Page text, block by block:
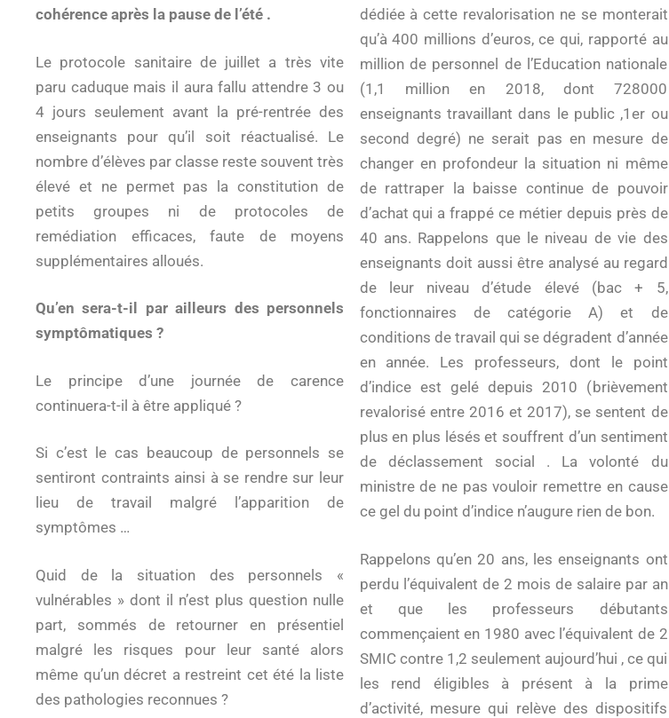
cohérence après la pause de l’été .
Le protocole sanitaire de juillet a très vite
paru caduque mais il aura fallu attendre 3 ou
4 jours seulement avant la pré-rentrée des
enseignants pour qu’il soit réactualisé. Le
nombre d’élèves par classe reste souvent très
élevé et ne permet pas la constitution de
petits groupes ni de protocoles de
remédiation efficaces, faute de moyens
supplémentaires alloués.
Qu’en sera-t-il par ailleurs des personnels
symptômatiques ?
Le principe d’une journée de carence
continuera-t-il à être appliqué ?
Si c’est le cas beaucoup de personnels se
sentiront contraints ainsi à se rendre sur leur
lieu de travail malgré l’apparition de
symptômes …
Quid de la situation des personnels «
vulnérables » dont il n’est plus question nulle
part, sommés de retourner en présentiel
malgré les risques pour leur santé alors
même qu’un décret a restreint cet été la liste
des pathologies reconnues ?
dédiée à cette revalorisation ne se monterait
qu’à 400 millions d’euros, ce qui, rapporté au
million de personnel de l’Education nationale
(1,1 million en 2018, dont 728000
enseignants travaillant dans le public ,1er ou
second degré) ne serait pas en mesure de
changer en profondeur la situation ni même
de rattraper la baisse continue de pouvoir
d’achat qui a frappé ce métier depuis près de
40 ans. Rappelons que le niveau de vie des
enseignants doit aussi être analysé au regard
de leur niveau d’étude élevé (bac + 5,
fonctionnaires de catégorie A) et de
conditions de travail qui se dégradent d’année
en année. Les professeurs, dont le point
d’indice est gelé depuis 2010 (brièvement
revalorisé entre 2016 et 2017), se sentent de
plus en plus lésés et souffrent d’un sentiment
de déclassement social . La volonté du
ministre de ne pas vouloir remettre en cause
ce gel du point d’indice n’augure rien de bon.
Rappelons qu’en 20 ans, les enseignants ont
perdu l’équivalent de 2 mois de salaire par an
et que les professeurs débutants
commençaient en 1980 avec l’équivalent de 2
SMIC contre 1,2 seulement aujourd’hui , ce qui
les rend éligibles à présent à la prime
d’activité, mesure qui relève des dispositifs